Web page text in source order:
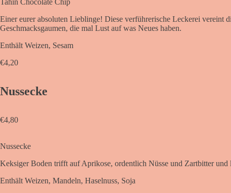
Tahin Chocolate Chip
Einer eurer absoluten Lieblinge! Diese verführerische Leckerei vereint
Geschmacksgaumen, die mal Lust auf was Neues haben.
Enthält Weizen, Sesam
€4,20
Nussecke
€4,80
Nussecke
Keksiger Boden trifft auf Aprikose, ordentlich Nüsse und Zartbitter und
Enthält Weizen, Mandeln, Haselnuss, Soja